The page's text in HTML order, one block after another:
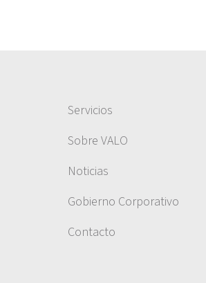
Servicios
Sobre VALO
Noticias
Gobierno Corporativo
Contacto